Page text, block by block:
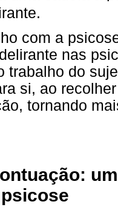
com a
nas
trabalho do
si, ao
tornando